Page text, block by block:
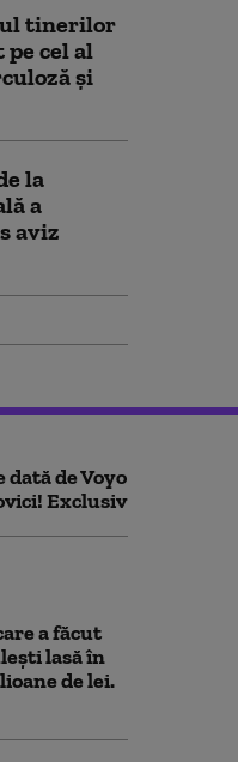
tinerilor
cel al
şi
la
a
aviz
de Voyo
Exclusiv
a făcut
lasă în
de lei.